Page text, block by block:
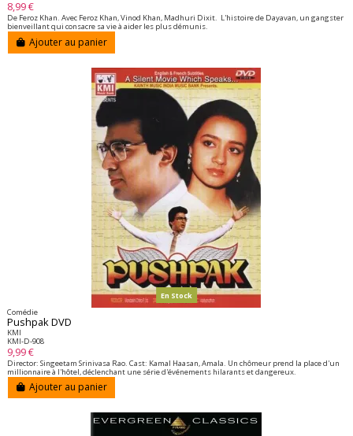
8,99 €
De Feroz Khan. Avec Feroz Khan, Vinod Khan, Madhuri Dixit. L'histoire de Dayavan, un gangster
bienveillant qui consacre sa vie à aider les plus démunis.
Ajouter au panier
En Stock
Comédie
Pushpak DVD
KMI
KMI-D-908
9,99 €
Director: Singeetam Srinivasa Rao. Cast: Kamal Haasan, Amala. Un chômeur prend la place d'un
millionnaire à l'hôtel, déclenchant une série d'événements hilarants et dangereux.
Ajouter au panier